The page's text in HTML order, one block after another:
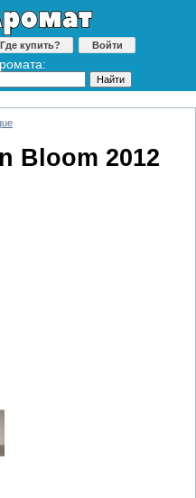
Где купить? Войти
Bloom 2012